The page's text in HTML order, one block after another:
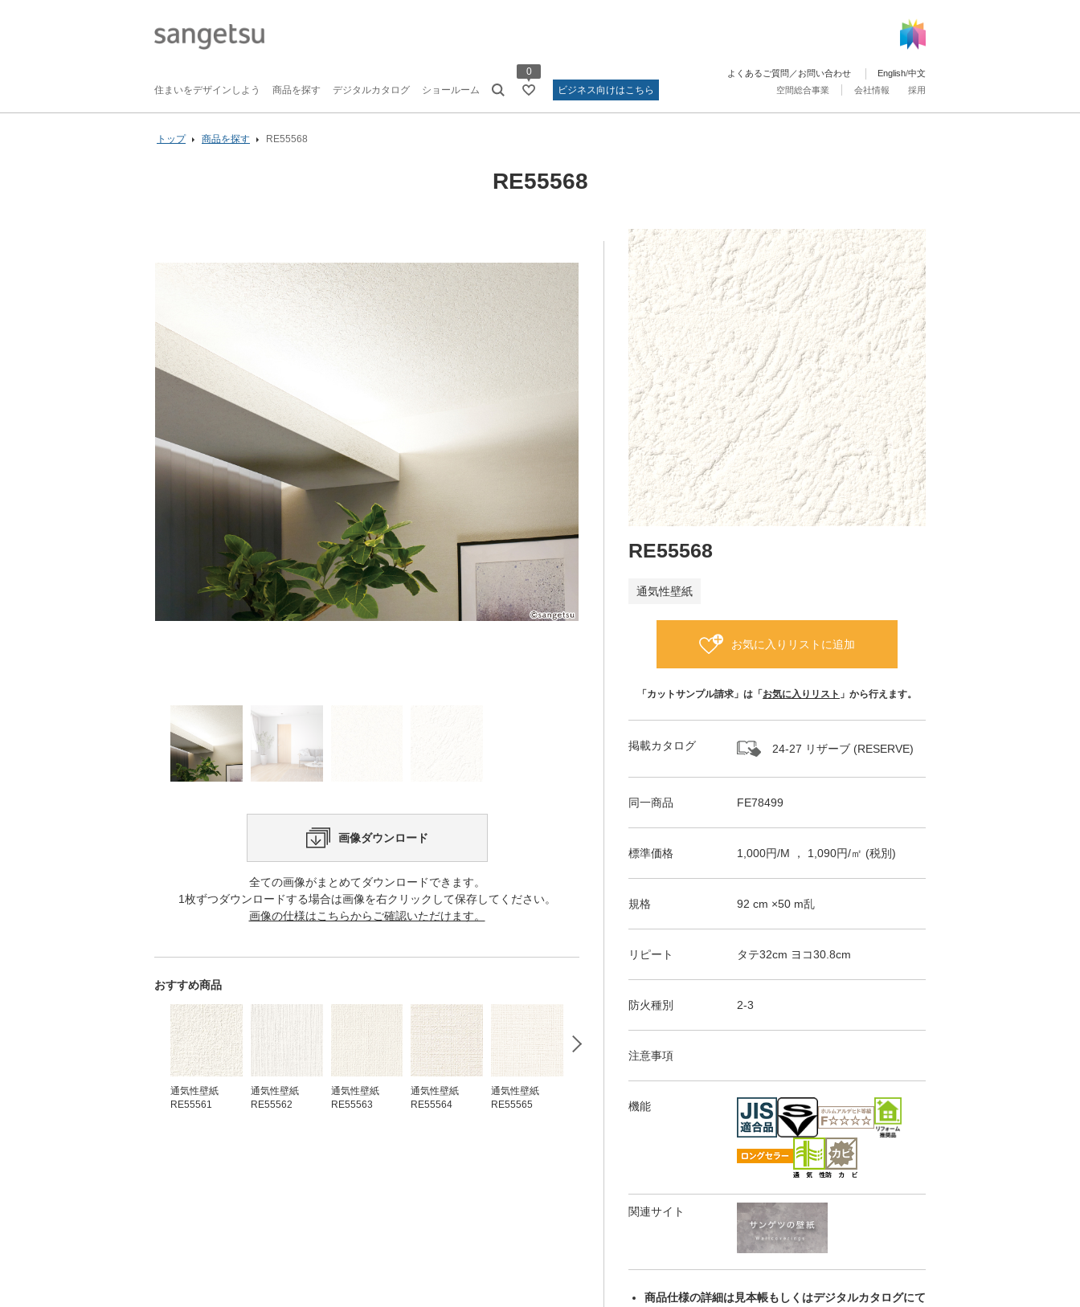
住まいをデザインしよう 商品を探す デジタルカタログ ショールーム
0
ビジネス向けはこちら
空間総合事業 会社情報 採用
よくあるご質問／お問い合わせ English/中文
トップ 商品を探す RE55568
RE55568
画像ダウンロード
全ての画像がまとめてダウンロードできます。
1枚ずつダウンロードする場合は画像を右クリックして保存してください。
画像の仕様はこちらからご確認いただけます。
おすすめ商品
通気性壁紙
RE55561
通気性壁紙
RE55562
通気性壁紙
RE55563
通気性壁紙
RE55564
通気性壁紙
RE55565
RE55569
RE55570
RE55571
RE55568
通気性壁紙
お気に入りリストに追加
「カットサンプル請求」は「 お気に入りリスト 」から行えます。
掲載カタログ 24-27 リザーブ (RESERVE)
同一商品 FE78499
標準価格 1,000円/M ， 1,090円/㎡ (税別)
規格 92 cm ×50 m乱
リピート タテ32cm ヨコ30.8cm
防火種別 2-3
注意事項
機能
関連サイト
商品仕様の詳細は見本帳もしくはデジタルカタログにて